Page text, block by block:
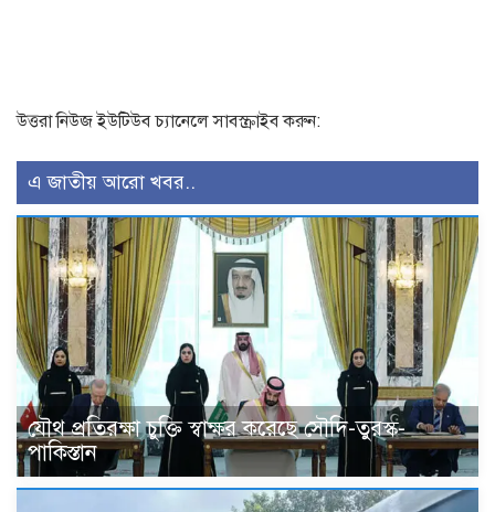
উত্তরা নিউজ ইউটিউব চ্যানেলে সাবস্ক্রাইব করুন:
এ জাতীয় আরো খবর..
যৌথ প্রতিরক্ষা চুক্তি স্বাক্ষর করেছে সৌদি-তুরস্ক-
পাকিস্তান